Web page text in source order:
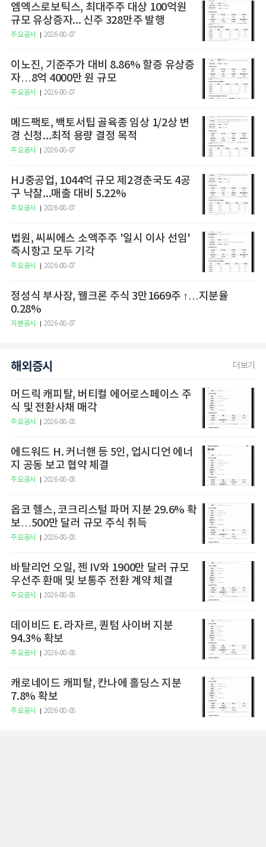
엠엑스로보틱스, 최대주주 대상 100억원
규모 유상증자... 신주 328만주 발행
주요공시 2026-08-07
이노진, 기준주가 대비 8.86% 할증 유상증
자…8억 4000만 원 규모
주요공시 2026-08-07
메드팩토, 백토서팁 골육종 임상 1/2상 변
경 신청...최적 용량 결정 목적
주요공시 2026-08-07
HJ중공업, 1044억 규모 제2경춘국도 4공
구 낙찰...매출 대비 5.22%
주요공시 2026-08-07
법원, 씨씨에스 소액주주 '일시 이사 선임'
즉시항고 모두 기각
주요공시 2026-08-07
정성식 부사장, 웰크론 주식 3만1669주 ↑…지분율
0.28%
지분공시 2026-08-07
해외증시 더보기
머드릭 캐피탈, 버티컬 에어로스페이스 주
식 및 전환사채 매각
주요공시 2026-08-08
에드워드 H. 커너핸 등 5인, 업시디언 에너
지 공동 보고 협약 체결
주요공시 2026-08-08
옵코 헬스, 코크리스털 파머 지분 29.6% 확
보…500만 달러 규모 주식 취득
주요공시 2026-08-08
바탈리언 오일, 젠 IV와 1900만 달러 규모
우선주 환매 및 보통주 전환 계약 체결
주요공시 2026-08-08
데이비드 E. 라자르, 퀀텀 사이버 지분
94.3% 확보
주요공시 2026-08-08
캐로네이드 캐피탈, 칸나에 홀딩스 지분
7.8% 확보
주요공시 2026-08-08